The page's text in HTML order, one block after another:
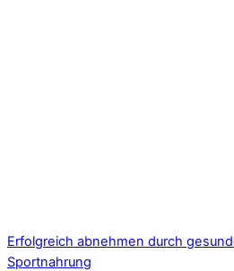
Erfolgreich abnehmen durch
Sportnahrung